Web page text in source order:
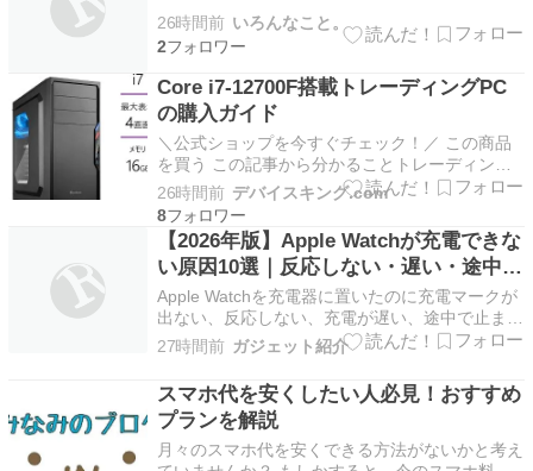
26時間前 いろんなこと。
2
Core i7-12700F搭載トレーディングPC
の購入ガイド
＼公式ショップを今すぐチェック！／ この商品
を買う この記事から分かることトレーディング
に最適なパソコンの選び方とポイントがわかる最
新CPU搭載のデスクトップの特徴と性能を詳し
く理解できるマルチモニター環境を快適にするた
めの構成や注意点が分かる トレーディングPCの
選び方と重要…
26時間前 デバイスキング.com
8
【2026年版】Apple Watchが充電できな
い原因10選｜反応しない・遅い・途中で
止まる症状を修理店が解説
Apple Watchを充電器に置いたのに充電マークが
出ない、反応しない、充電が遅い、途中で止まる
と困ってしまいます。 Apple Watchの充電トラブ
ルは、本体故障だけが原因とは限りません。充電
ケーブルやUSB-C電源アダプタ、充電位置のズ
レ、汚れ、温度、バッテリーの充電最適…
27時間前 ガジェット紹介
スマホ代を安くしたい人必見！おすすめ
プランを解説
月々のスマホ代を安くできる方法がないかと考え